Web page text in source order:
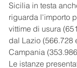
Sicilia in testa
riguarda l'importo
vittime di usura
dal Lazio (566.728
Campania
Le istanze